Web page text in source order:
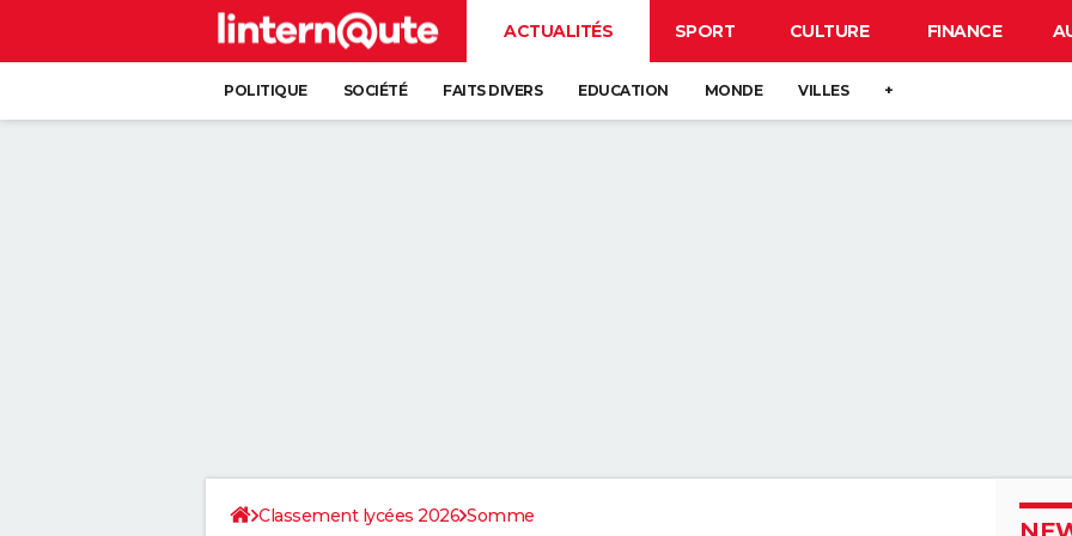
ACTUALITÉS SPORT CULTURE FINANCE
POLITIQUE SOCIÉTÉ FAITS DIVERS EDUCATION MONDE VILLES +
Classement lycées 2026 Somme